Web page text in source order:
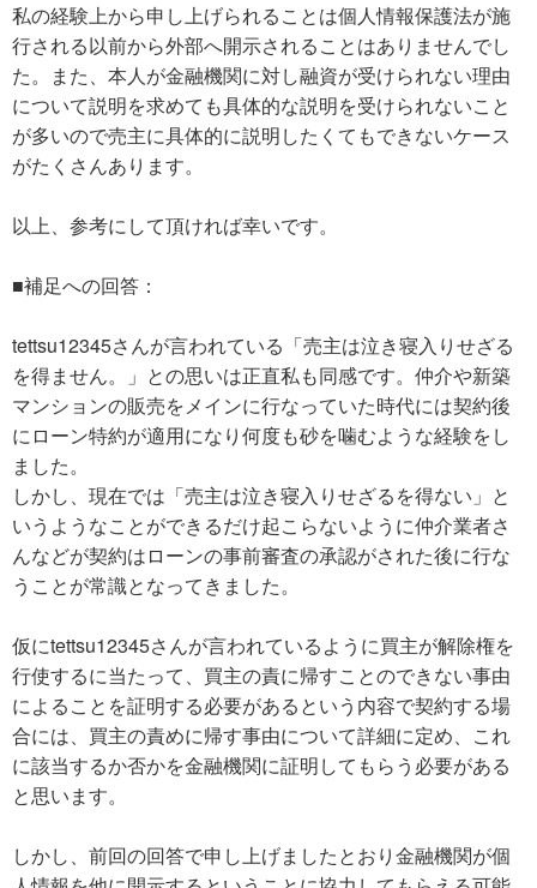
私の経験上から申し上げられることは個人情報保護法が施
行される以前から外部へ開示されることはありませんでし
た。また、本人が金融機関に対し融資が受けられない理由
について説明を求めても具体的な説明を受けられないこと
が多いので売主に具体的に説明したくてもできないケース
がたくさんあります。
以上、参考にして頂ければ幸いです。
■補足への回答：
tettsu12345さんが言われている「売主は泣き寝入りせざる
を得ません。」との思いは正直私も同感です。仲介や新築
マンションの販売をメインに行なっていた時代には契約後
にローン特約が適用になり何度も砂を噛むような経験をし
ました。
しかし、現在では「売主は泣き寝入りせざるを得ない」と
いうようなことができるだけ起こらないように仲介業者さ
んなどが契約はローンの事前審査の承認がされた後に行な
うことが常識となってきました。
仮にtettsu12345さんが言われているように買主が解除権を
行使するに当たって、買主の責に帰すことのできない事由
によることを証明する必要があるという内容で契約する場
合には、買主の責めに帰す事由について詳細に定め、これ
に該当するか否かを金融機関に証明してもらう必要がある
と思います。
しかし、前回の回答で申し上げましたとおり金融機関が個